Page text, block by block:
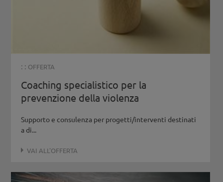
: : OFFERTA
Coaching specialistico per la
prevenzione della violenza
Supporto e consulenza per progetti/interventi destinati
a di...
VAI ALL'OFFERTA